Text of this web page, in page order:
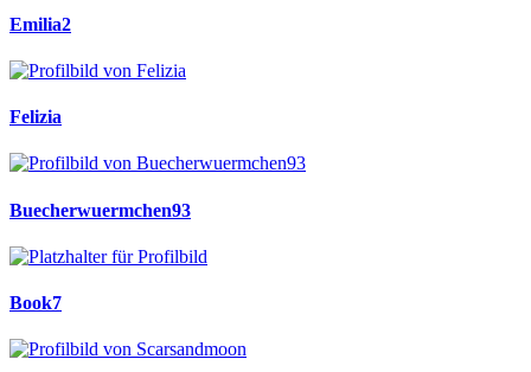
Emilia2
Felizia
Buecherwuermchen93
Book7